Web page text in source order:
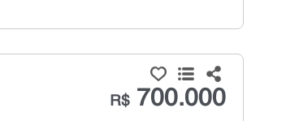
R$700.000